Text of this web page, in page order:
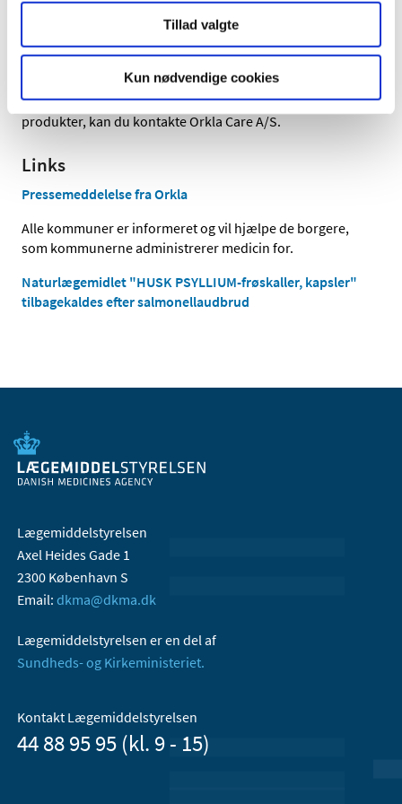
Tillad valgte
Kun nødvendige cookies
Hvis du har spørgsmål til tilbagekaldelsen vedr. de
apoteksfremstillede produkter, kan du kontakte det
apotek, hvor produktet er købt.
Hvis du har spørgsmål til tilbagekaldelsen vedr. Orklas
produkter, kan du kontakte Orkla Care A/S.
Links
Pressemeddelelse fra Orkla
Alle kommuner er informeret og vil hjælpe de borgere,
som kommunerne administrerer medicin for.
Naturlægemidlet "HUSK PSYLLIUM-frøskaller, kapsler"
tilbagekaldes efter salmonellaudbrud
Lægemiddelstyrelsen
Axel Heides Gade 1
2300 København S
Email: dkma@dkma.dk
Lægemiddelstyrelsen er en del af
Sundheds- og Kirkeministeriet.
Kontakt Lægemiddelstyrelsen
44 88 95 95 (kl. 9 - 15)